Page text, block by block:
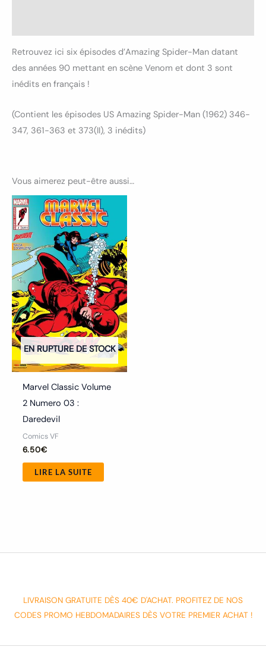
Retrouvez ici six épisodes d’Amazing Spider-Man datant
des années 90 mettant en scène Venom et dont 3 sont
inédits en français !
(Contient les épisodes US Amazing Spider-Man (1962) 346-
347, 361-363 et 373(II), 3 inédits)
Vous aimerez peut-être aussi…
EN RUPTURE DE STOCK
Marvel Classic Volume
2 Numero 03 :
Daredevil
Comics VF
6.50€
LIRE LA SUITE
LIVRAISON GRATUITE DÈS 40€ D'ACHAT. PROFITEZ DE NOS
CODES PROMO HEBDOMADAIRES DÈS VOTRE PREMIER ACHAT !